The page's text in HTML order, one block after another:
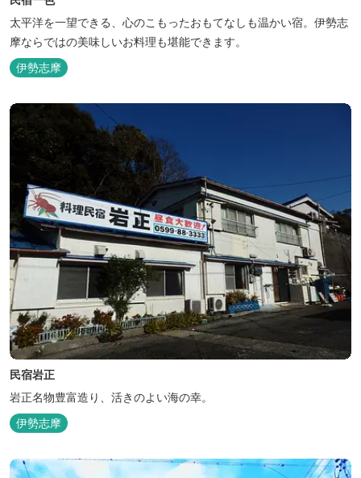
太平洋を一望できる、心のこもったおもてなしも温かい宿。伊勢志
摩ならではの美味しいお料理も堪能できます。
伊勢志摩
民宿岩正
岩正名物豊富造り、活きのよい海の幸。
伊勢志摩